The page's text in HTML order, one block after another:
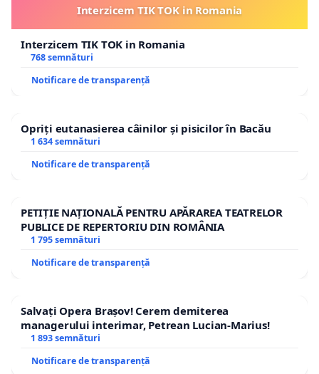
Interzicem TIK TOK in Romania
Interzicem TIK TOK in Romania
768 semnături
Notificare de transparență
Opriți eutanasierea câinilor și pisicilor în Bacău
1 634 semnături
Notificare de transparență
PETIȚIE NAȚIONALĂ PENTRU APĂRAREA TEATRELOR
PUBLICE DE REPERTORIU DIN ROMÂNIA
1 795 semnături
Notificare de transparență
Salvați Opera Brașov! Cerem demiterea
managerului interimar, Petrean Lucian-Marius!
1 893 semnături
Notificare de transparență